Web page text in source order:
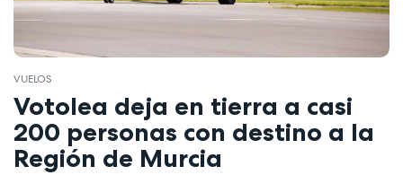
VUELOS
Votolea deja en tierra a casi
200 personas con destino a la
Región de Murcia